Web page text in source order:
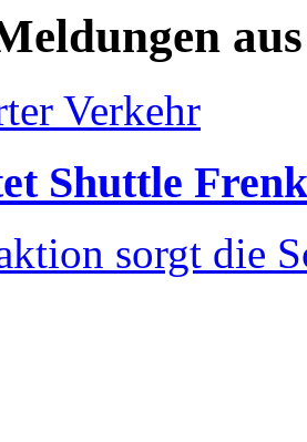
Verkehr
Shuttle
sorgt die